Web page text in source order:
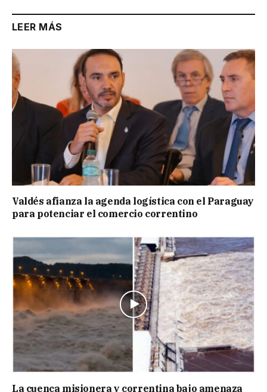
LEER MÁS
Valdés afianza la agenda logística con el Paraguay
para potenciar el comercio correntino
La cuenca misionera y correntina bajo amenaza